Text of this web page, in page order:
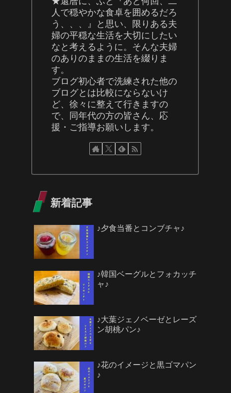
人で穏やかな食卓を囲めるだろ
う、、、』と思い、限りある夫
婦の平穏な生活を大切にしたい
なと考えるように。そんな夫婦
のありのままの生活を綴りま
す。
ブログ初心者で洗練された他の
ブログとは比較にならないけ
ど、徐々に整えて行きますの
で、同年代の方の皆さん、応
援・ご指導お願いします。
新着記事
♪夕食当番とコンブチャ♪
♪韓国ベーグルとフォカッチ
ャ♪
♪大葉ジェノベーゼとレーズ
ン胡桃パン♪
♪花のイメージと黒ゴマパン
♪